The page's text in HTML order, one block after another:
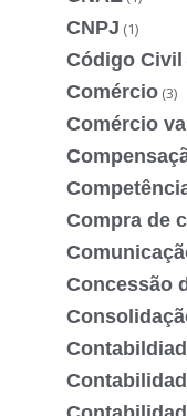
CNPJ (1)
Código Civil
Comércio (3)
Comércio
Compra de
Concessão